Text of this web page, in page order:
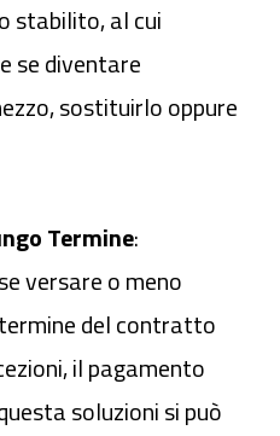
stabilito, al cui
se diventare
sostituirlo oppure
Termine:
versare o meno
del contratto
il pagamento
soluzioni si può